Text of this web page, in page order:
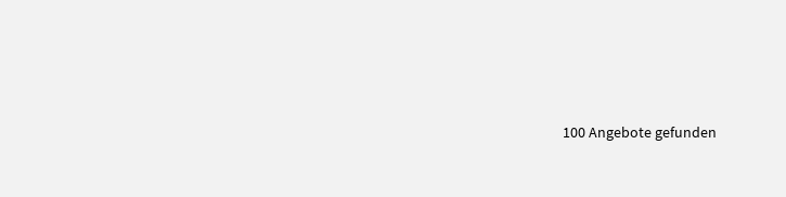
100 Angebote gefunden